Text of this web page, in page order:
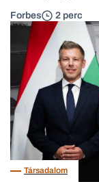
Forbes 2 perc
Társadalom